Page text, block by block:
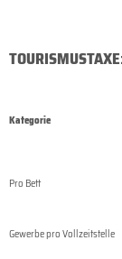
Kategorie
Pro Bett
Gewerbe pro Vollzeitstelle